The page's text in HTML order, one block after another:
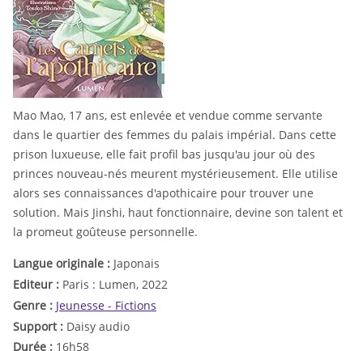
Mao Mao, 17 ans, est enlevée et vendue comme servante
dans le quartier des femmes du palais impérial. Dans cette
prison luxueuse, elle fait profil bas jusqu'au jour où des
princes nouveau-nés meurent mystérieusement. Elle utilise
alors ses connaissances d'apothicaire pour trouver une
solution. Mais Jinshi, haut fonctionnaire, devine son talent et
la promeut goûteuse personnelle.
Langue originale : Japonais
Editeur : Paris : Lumen, 2022
Genre : Jeunesse - Fictions
Support : Daisy audio
Durée : 16h58